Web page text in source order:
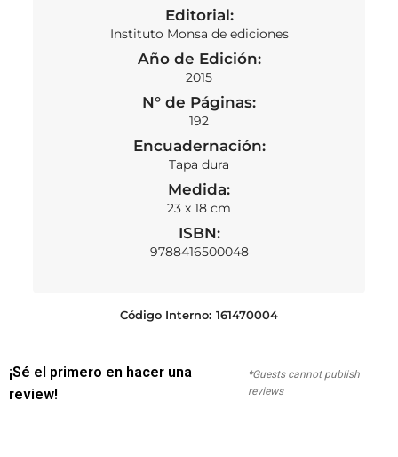
Editorial:
Instituto Monsa de ediciones
Año de Edición:
2015
N° de Páginas:
192
Encuadernación:
Tapa dura
Medida:
23 x 18 cm
ISBN:
9788416500048
Código Interno: 161470004
¡Sé el primero en hacer una
review!
*Guests cannot publish
reviews